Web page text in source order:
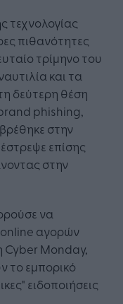
τεχνολογίας
πιθανότητες
τρίμηνο του
και τα
δεύτερη θέση
phishing,
στην
επίσης
στην
να
online αγορών
Cyber Monday,
το εμπορικό
ειδοποιήσεις